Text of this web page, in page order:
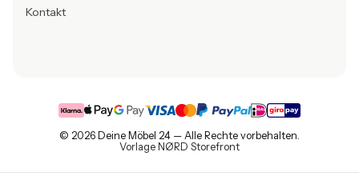
Kontakt
© 2026 Deine Möbel 24 — Alle Rechte vorbehalten.
Vorlage NØRD Storefront